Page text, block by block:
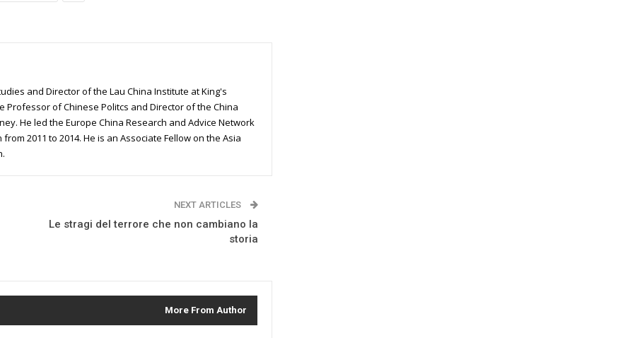
and Director of the Lau China Institute at King's
Professor of Chinese Politcs and Director of the China
He led the Europe China Research and Advice Network
2011 to 2014. He is an Associate Fellow on the Asia
NEXT ARTICLES
Le stragi del terrore che non cambiano la
storia
More From Author